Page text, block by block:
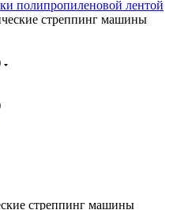
полипропиленовой лентой
стреппинг машины
стреппинг машины